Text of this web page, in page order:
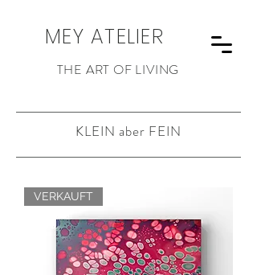
MEY ATELIER
THE ART OF LIVING
KLEIN aber FEIN
VERKAUFT